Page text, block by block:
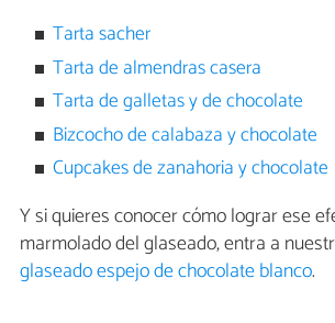
Tarta sacher
Tarta de almendras casera
Tarta de galletas y de chocolate
Bizcocho de calabaza y chocolate
Cupcakes de zanahoria y chocolate
Y si quieres conocer cómo lograr ese
marmolado del glaseado, entra a
glaseado espejo de chocolate blanco.